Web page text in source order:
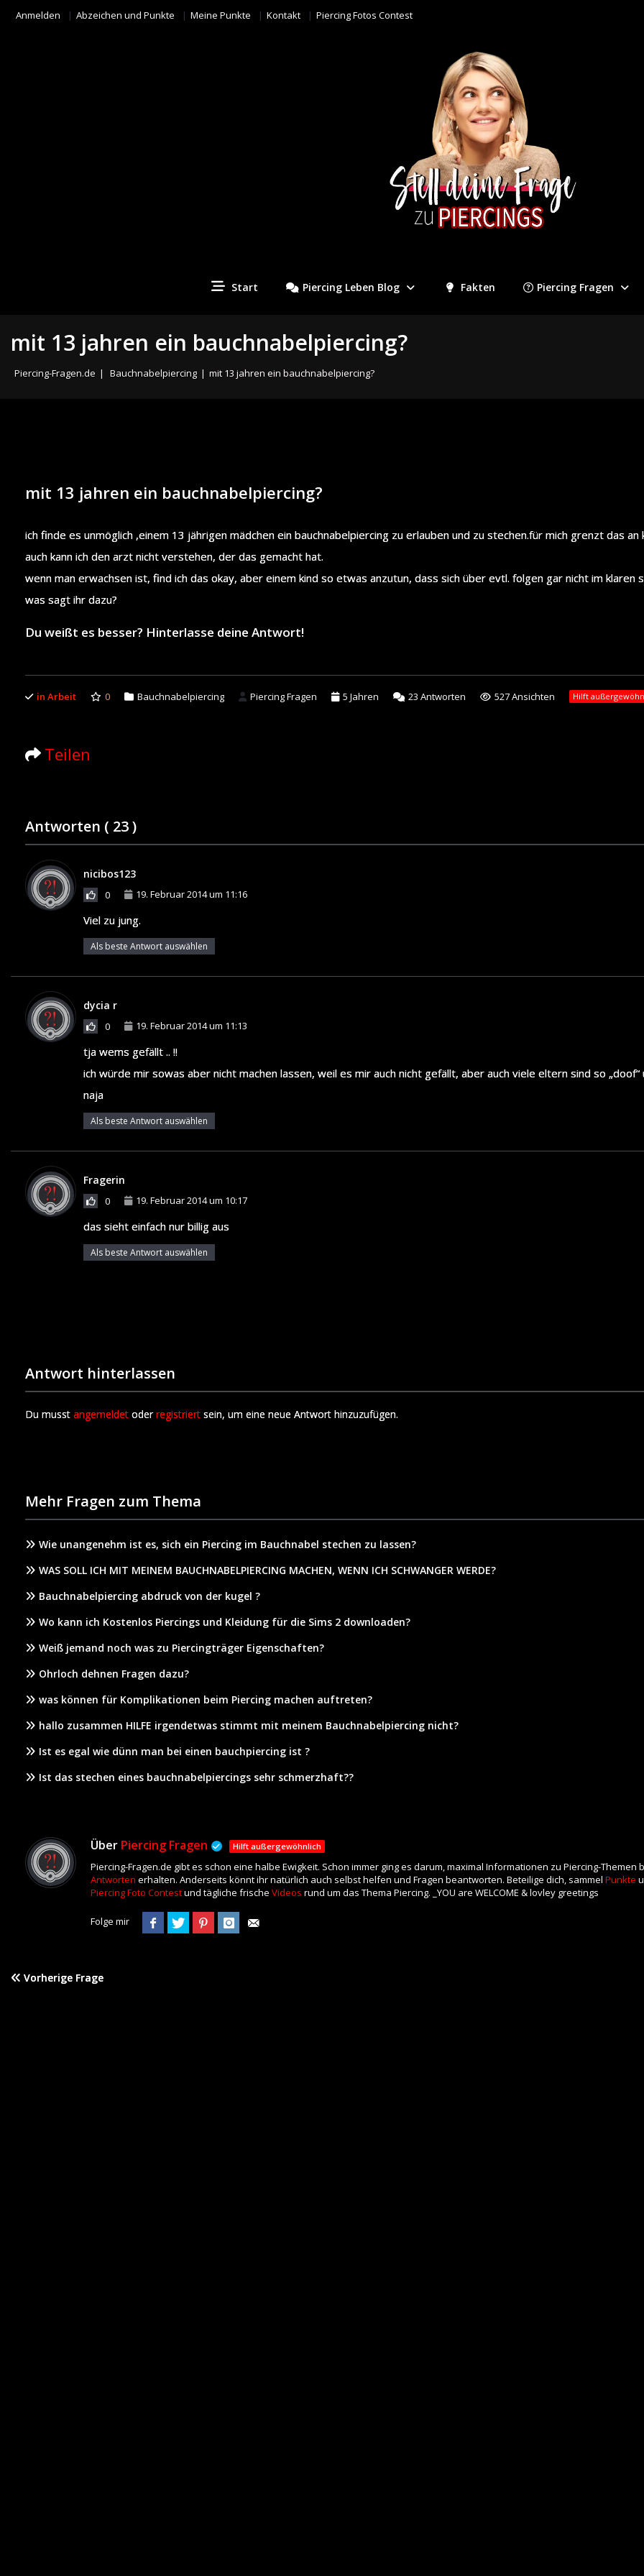
Anmelden Abzeichen und Punkte Meine Punkte Kontakt Piercing Fotos Contest
Start Piercing Leben Blog Fakten Piercing Fragen
mit 13 jahren ein bauchnabelpiercing?
Piercing-Fragen.de | Bauchnabelpiercing | mit 13 jahren ein bauchnabelpiercing?
mit 13 jahren ein bauchnabelpiercing?
ich finde es unmöglich ,einem 13 jährigen mädchen ein bauchnabelpiercing zu erlauben und zu stechen.für mich grenzt das
auch kann ich den arzt nicht verstehen, der das gemacht hat.
wenn man erwachsen ist, find ich das okay, aber einem kind so etwas anzutun, dass sich über evtl. folgen gar nicht im klaren
was sagt ihr dazu?
Du weißt es besser? Hinterlasse deine Antwort!
in Arbeit 0 Bauchnabelpiercing Piercing Fragen 5 Jahren 23 Antworten 527 Ansichten Hilft
Teilen
Antworten ( 23)
nicibos123
0 19. Februar 2014 um 11:16
Viel zu jung.
Als beste Antwort auswählen
dycia r
0 19. Februar 2014 um 11:13
tja wems gefällt .. !!
ich würde mir sowas aber nicht machen lassen, weil es mir auch nicht gefällt, aber auch viele eltern sind so „doof“
naja
Als beste Antwort auswählen
Fragerin
0 19. Februar 2014 um 10:17
das sieht einfach nur billig aus
Als beste Antwort auswählen
Antwort hinterlassen
Du musst angemeldet oderregistriert sein, um eine neue Antwort hinzuzufügen.
Mehr Fragen zum Thema
Wie unangenehm ist es, sich ein Piercing im Bauchnabel stechen zu lassen?
WAS SOLL ICH MIT MEINEM BAUCHNABELPIERCING MACHEN, WENN ICH SCHWANGER WERDE?
Bauchnabelpiercing abdruck von der kugel ?
Wo kann ich Kostenlos Piercings und Kleidung für die Sims 2 downloaden?
Weiß jemand noch was zu Piercingträger Eigenschaften?
Ohrloch dehnen Fragen dazu?
was können für Komplikationen beim Piercing machen auftreten?
hallo zusammen HILFE irgendetwas stimmt mit meinem Bauchnabelpiercing nicht?
Ist es egal wie dünn man bei einen bauchpiercing ist ?
Ist das stechen eines bauchnabelpiercings sehr schmerzhaft??
Über Piercing Fragen Hilft außergewöhnlich
Piercing-Fragen.de gibt es schon eine halbe Ewigkeit. Schon immer ging es darum, maximal Informationen zu Piercing-
Antworten erhalten. Anderseits könnt ihr natürlich auch selbst helfen und Fragen beantworten. Beteilige dich, sammel Punkte
Piercing Foto Contestund tägliche frische Videos rund um das Thema Piercing. _YOU are WELCOME & lovley greetings
Folge mir
Vorherige Frage